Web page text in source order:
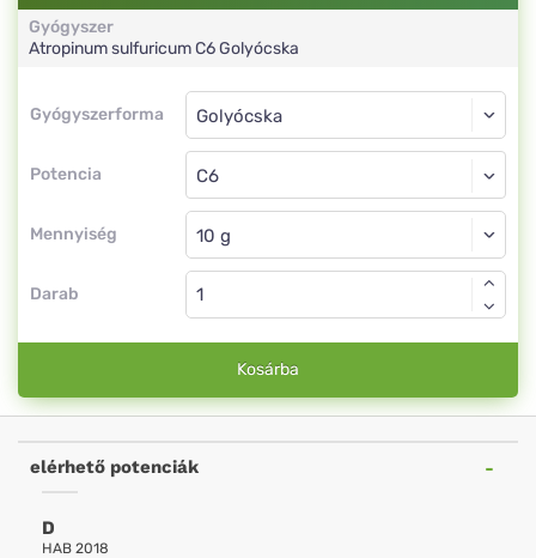
Gyógyszer
Atropinum sulfuricumC6Golyócska
Gyógyszerforma
Gyógyszerforma
Potencia
Golyócska
C6
Mennyiség
Golyócska
Darab
Kosárba
elérhető potenciák
D
HAB 2018